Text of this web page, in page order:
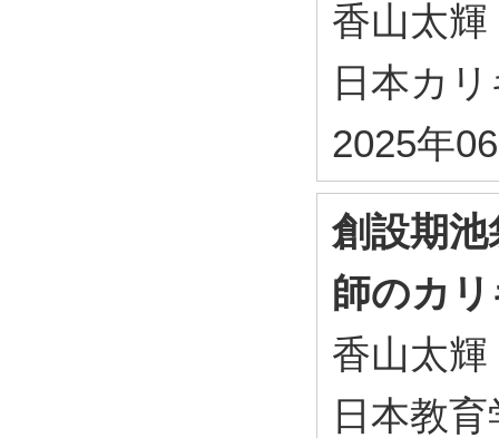
香山太輝
日本カ
2025年
創設期
師のカ
香山太輝
日本教